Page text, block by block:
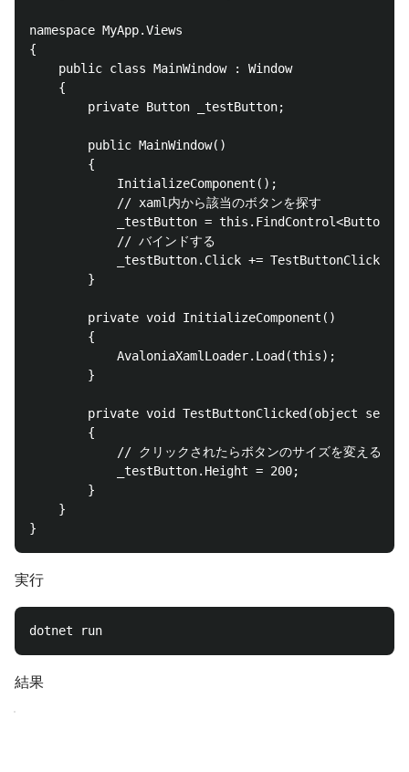
namespace MyApp.Views
{
    public class MainWindow : Window
    {
        private Button _testButton;
        public MainWindow()
        {
            InitializeComponent();
            // xaml内から該当のボタンを探す
_testButton =
            // バインドする
            _testButton.Click += TestButtonClicked;
        }
        private void InitializeComponent()
        {
            AvaloniaXamlLoader.Load(this);
        }
private void TestButtonClicked(object
        {
            // クリックされたらボタンのサイズを変える
            _testButton.Height = 200;
        }
    }
実行
結果